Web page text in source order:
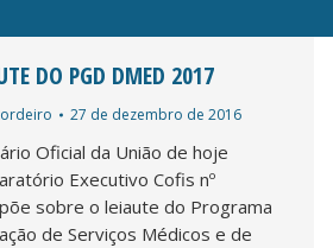
DO PGD DMED 2017
27 de dezembro de 2016
Oficial da União de hoje
Executivo Cofis nº
sobre o leiaute do Programa
de Serviços Médicos e de